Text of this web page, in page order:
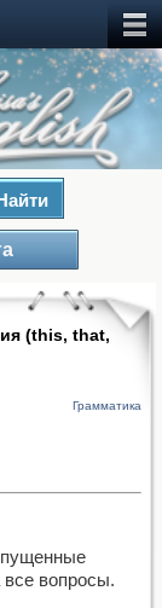
(this, that,
Грамматика
вопросы.